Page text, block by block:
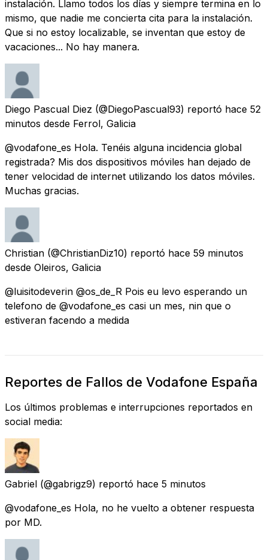
instalación. Llamo todos los días y siempre termina en lo
mismo, que nadie me concierta cita para la instalación.
Que si no estoy localizable, se inventan que estoy de
vacaciones... No hay manera.
Diego Pascual Diez (@DiegoPascual93) reportó hace 52
minutos desde Ferrol, Galicia
@vodafone_es Hola. Tenéis alguna incidencia global
registrada? Mis dos dispositivos móviles han dejado de
tener velocidad de internet utilizando los datos móviles.
Muchas gracias.
Christian (@ChristianDiz10) reportó hace 59 minutos
desde Oleiros, Galicia
@luisitodeverin @os_de_R Pois eu levo esperando un
telefono de @vodafone_es casi un mes, nin que o
estiveran facendo a medida
Reportes de Fallos de Vodafone España
Los últimos problemas e interrupciones reportados en
social media:
Gabriel (@gabrigz9) reportó hace 5 minutos
@vodafone_es Hola, no he vuelto a obtener respuesta
por MD.